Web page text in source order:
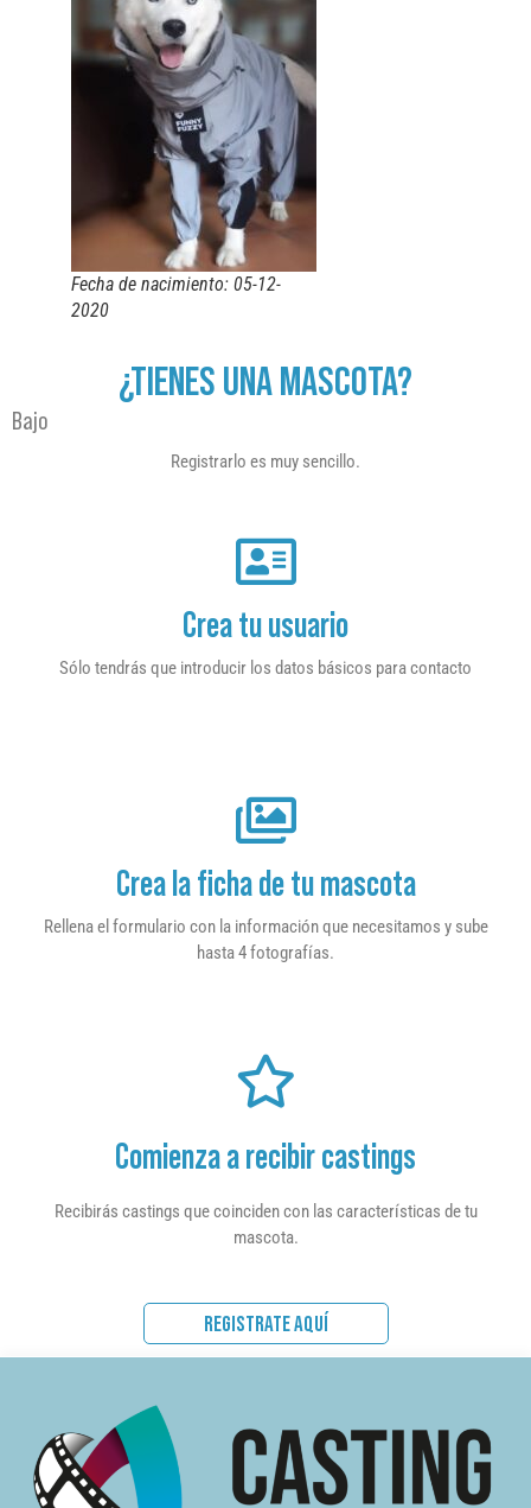
Fecha de nacimiento: 05-12-
2020
¿TIENES UNA MASCOTA?
Bajo
Registrarlo es muy sencillo.
Crea tu usuario
Sólo tendrás que introducir los datos básicos para contacto
Crea la ficha de tu mascota
Rellena el formulario con la información que necesitamos y sube
hasta 4 fotografías.
Comienza a recibir castings
Recibirás castings que coinciden con las características de tu
mascota.
REGISTRATE AQUÍ